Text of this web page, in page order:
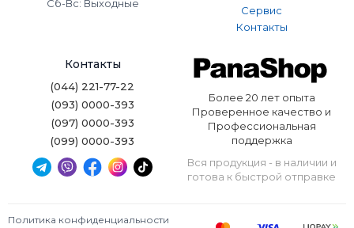
Сб-Вс: Выходные
Сервис
Контакты
Контакты
(044) 221-77-22
(093) 0000-393
(097) 0000-393
(099) 0000-393
Более 20 лет опыта
Проверенное качество и
Профессиональная
поддержка
Вся продукция - в наличии и
готова к быстрой отправке
Политика конфиденциальности